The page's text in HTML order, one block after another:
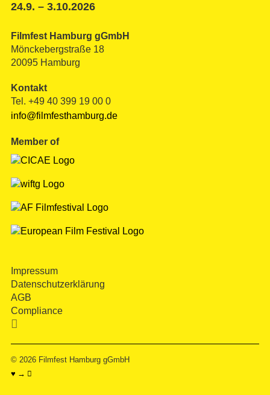
24.9. – 3.10.2026
Filmfest Hamburg gGmbH
Mönckebergstraße 18
20095 Hamburg
Kontakt
Tel. +49 40 399 19 00 0
info@filmfesthamburg.de
Member of
Impressum
Datenschutzerklärung
AGB
Compliance

© 2026 Filmfest Hamburg gGmbH
♥ → 